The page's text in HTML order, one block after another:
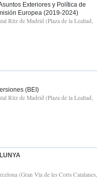
Exteriores y Política de
Europea (2019-2024)
Ritz de Madrid (Plaza de la Lealtad,
(BEI)
Ritz de Madrid (Plaza de la Lealtad,
(Gran Vía de les Corts Catalanes,